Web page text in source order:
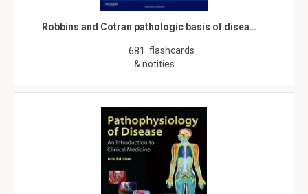
Robbins and Cotran pathologic basis of disea…
681 flashcards
& notities